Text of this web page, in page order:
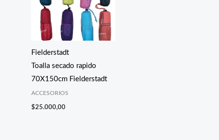
Fielderstadt
Toalla secado rapido
70X150cm Fielderstadt
ACCESORIOS
$25.000,00